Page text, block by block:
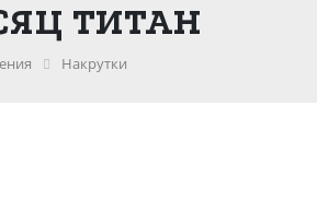
ТИТАН
Накрутки